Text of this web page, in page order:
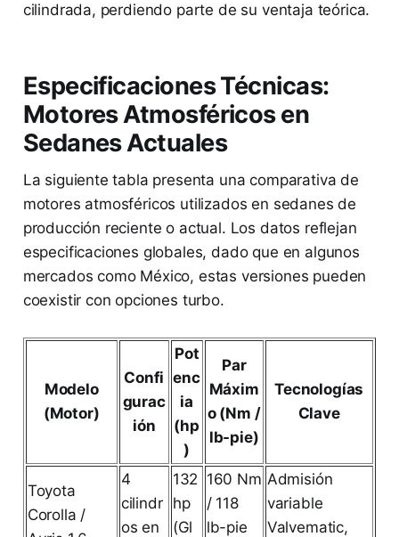
cilindrada, perdiendo parte de su ventaja teórica.
Especificaciones Técnicas:
Motores Atmosféricos en
Sedanes Actuales
La siguiente tabla presenta una comparativa de
motores atmosféricos utilizados en sedanes de
producción reciente o actual. Los datos reflejan
especificaciones globales, dado que en algunos
mercados como México, estas versiones pueden
coexistir con opciones turbo.
Modelo
(Motor)
Confi
gurac
ión
Pot
enc
ia
(hp
)
Par
Máxim
o (Nm /
lb-pie)
Tecnologías
Clave
Toyota
Corolla /
4
cilindr
os en
132
hp
(Gl
160 Nm
/ 118
lb-pie
Admisión
variable
Valvematic,